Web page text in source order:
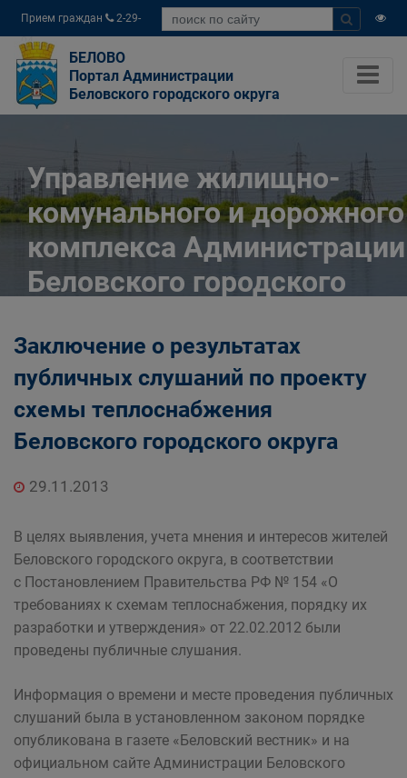
Прием граждан
2-29-
04
БЕЛОВО
Портал Администрации
Беловского городского округа
Управление жилищно-
комунального и дорожного
комплекса Администрации
Беловского городского
Органы власти
Муниципальные учреждения
Управление жилищно-комунального и
Беловского городского округа
Заключение о результатах
публичных слушаний по проекту
схемы теплоснабжения
Беловского городского округа
29.11.2013
В целях выявления, учета мнения и интересов жителей
Беловского городского округа, в соответствии
с Постановлением Правительства РФ № 154 «О
требованиях к схемам теплоснабжения, порядку их
разработки и утверждения» от 22.02.2012 были
проведены публичные слушания.
Информация о времени и месте проведения публичных
слушаний была в установленном законом порядке
опубликована в газете «Беловский вестник» и на
официальном сайте Администрации Беловского